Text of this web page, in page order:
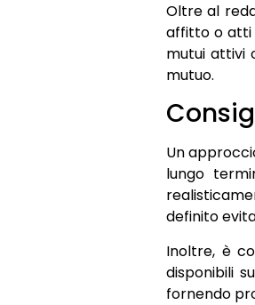
Oltre al
affitto o atti
mutui attivi
mutuo.
Un
lungo
definito
Inoltre, è
disponibili
fornendo